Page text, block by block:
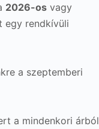
2026-os vagy
egy rendkívüli
a szeptemberi
a mindenkori árból